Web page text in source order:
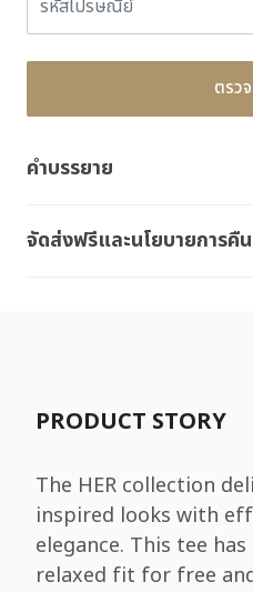
ตรว
คำบรรยาย
จัดส่งฟรีและนโยบายการคื
PRODUCT STORY
The HER collection
inspired looks with
elegance. This tee
relaxed fit for free